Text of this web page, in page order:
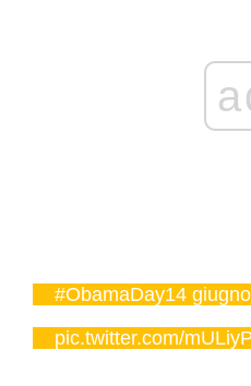
#ObamaDay14 giugno
pic.twitter.com/